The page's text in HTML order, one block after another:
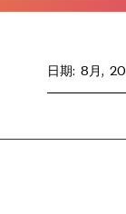
日期: 8月,